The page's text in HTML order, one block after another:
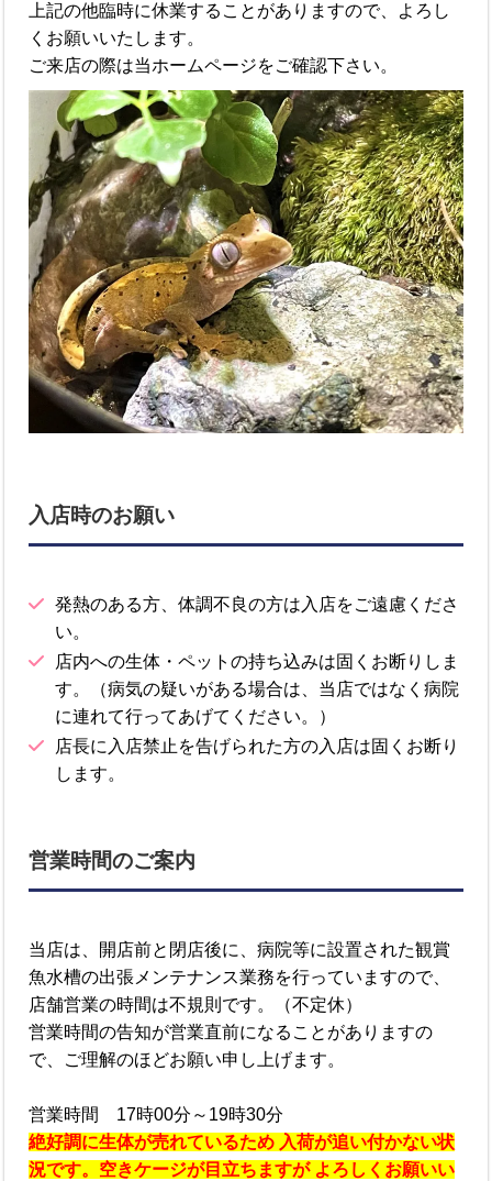
上記の他臨時に休業することがありますので、よろし
くお願いいたします。
ご来店の際は当ホームページをご確認下さい。
入店時のお願い
発熱のある方、体調不良の方は入店をご遠慮くださ
い。
店内への生体・ペットの持ち込みは固くお断りしま
す。（病気の疑いがある場合は、当店ではなく病院
に連れて行ってあげてください。）
店長に入店禁止を告げられた方の入店は固くお断り
します。
営業時間のご案内
当店は、開店前と閉店後に、病院等に設置された観賞
魚水槽の出張メンテナンス業務を行っていますので、
店舗営業の時間は不規則です。（不定休）
営業時間の告知が営業直前になることがありますの
で、ご理解のほどお願い申し上げます。
営業時間 17時00分～19時30分
絶好調に生体が売れているため 入荷が追い付かない状
況です。空きケージが目立ちますが よろしくお願いい